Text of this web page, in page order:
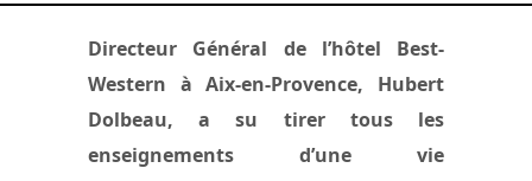
Directeur Général de l’hôtel Best-
Western à Aix-en-Provence, Hubert
Dolbeau, a su tirer tous les
enseignements d’une vie